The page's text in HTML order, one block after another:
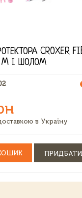
CROXER
M І ШОЛОМ
в Україну
ПРИДБАТИ